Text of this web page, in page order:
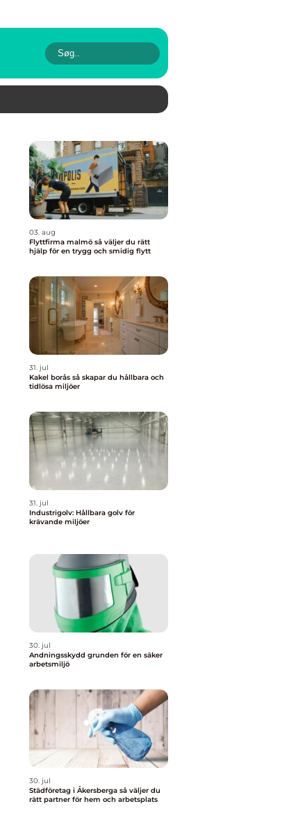
03. aug
Flyttfirma malmö så väljer du rätt
hjälp för en trygg och smidig flytt
31. jul
Kakel borås så skapar du hållbara och
tidlösa miljöer
31. jul
Industrigolv: Hållbara golv för
krävande miljöer
30. jul
Andningsskydd grunden för en säker
arbetsmiljö
30. jul
Städföretag i Åkersberga så väljer du
rätt partner för hem och arbetsplats